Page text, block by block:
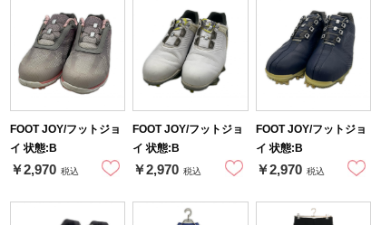
FOOT JOY/フットジョ
イ 状態:B
￥2,970 税込
FOOT JOY/フットジョ
イ 状態:B
￥2,970 税込
FOOT JOY/フットジョ
イ 状態:B
￥2,970 税込